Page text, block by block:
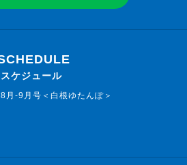
ケジュール
月-9月号＜白根ゆたんぽ＞